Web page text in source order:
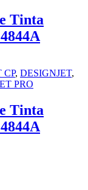
Tinta
CP, DESIGNJET,
PRO
Tinta